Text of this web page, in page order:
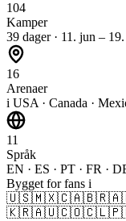
104
Kamper
39 dager · 11. jun –
16
Arenaer
i USA · Canada ·
11
Språk
EN · ES · PT · FR ·
Bygget for fans i
🇺🇸🇲🇽🇨🇦🇧🇷
🇰🇷🇦🇺🇨🇴🇨🇱